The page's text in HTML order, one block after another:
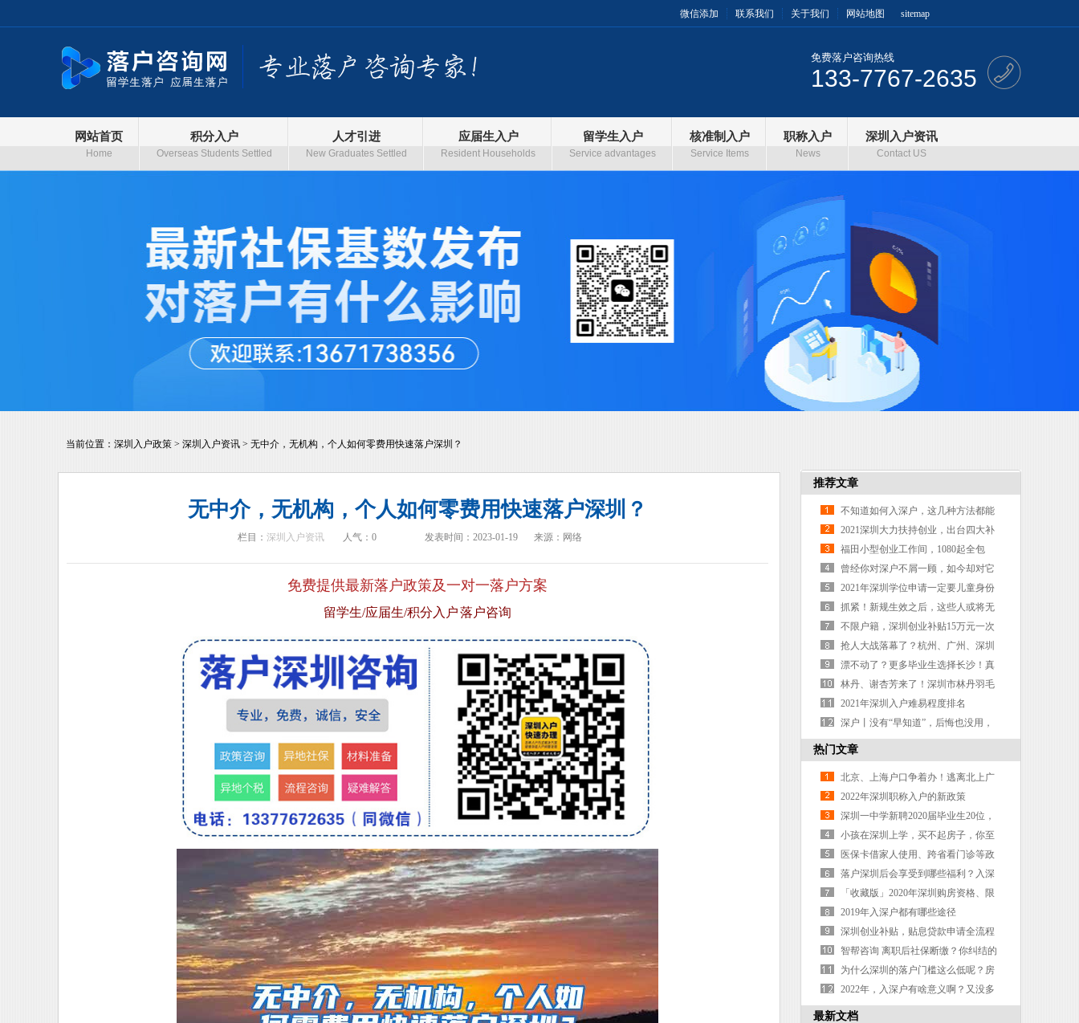
微信添加 联系我们 关于我们 网站地图 sitemap
免费落户咨询热线
133-7767-2635
网站首页
Home
积分入户
Overseas Students Settled
人才引进
New Graduates Settled
应届生入户
Resident Households
留学生入户
Service advantages
核准制入户
Service Items
职称入户
News
深圳入户资讯
Contact US
当前位置： 深圳入户政策 > 深圳入户资讯 > 无中介，无机构，个人如何零费用快速落户深圳？
无中介，无机构，个人如何零费用快速落户深圳？
栏目： 深圳入户资讯 人气： 0 发表时间：2023-01-19 来源：网络
免费提供最新落户政策及一对一落户方案
留学生/应届生/积分入户 落户咨询
推荐文章
不知道如何入深户，这几种方法都能
帮你，看完这篇攻略你就会了！
2021深圳大力扶持创业，出台四大补
贴政策了解一下
福田小型创业工作间，1080起全包
价，可申请千元创业补贴
曾经你对深户不屑一顾，如今却对它
趋之若鹜
2021年深圳学位申请一定要儿童身份
证吗？没有怎么办？
抓紧！新规生效之后，这些人或将无
法直接入户深圳
不限户籍，深圳创业补贴15万元一次
性补贴到账
抢人大战落幕了？杭州、广州、深圳
等城市调整落户政策
漂不动了？更多毕业生选择长沙！真
相是？
林丹、谢杏芳来了！深圳市林丹羽毛
球俱乐部落户宝安
2021年深圳入户难易程度排名
深户丨没有“早知道”，后悔也没用，
这就是不及时办理的后果
热门文章
北京、上海户口争着办！逃离北上广
只是一句空口号？
2022年深圳职称入户的新政策
深圳一中学新聘2020届毕业生20位，
19位是清北硕博，简历全曝光
小孩在深圳上学，买不起房子，你至
少该给他一个户口
医保卡借家人使用、跨省看门诊等政
策出台时间表，网友看到有话说
落户深圳后会享受到哪些福利？入深
户真的值吗？
「收藏版」2020年深圳购房资格、限
购限贷、15种落户方式最全汇总
2019年入深户都有哪些途径
深圳创业补贴，贴息贷款申请全流程
(高效审批快速通道)
智帮咨询 离职后社保断缴？你纠结的
医保问题，我为你解答
为什么深圳的落户门槛这么低呢？房
价还这么高
2022年，入深户有啥意义啊？又没多
大用处？
最新文档